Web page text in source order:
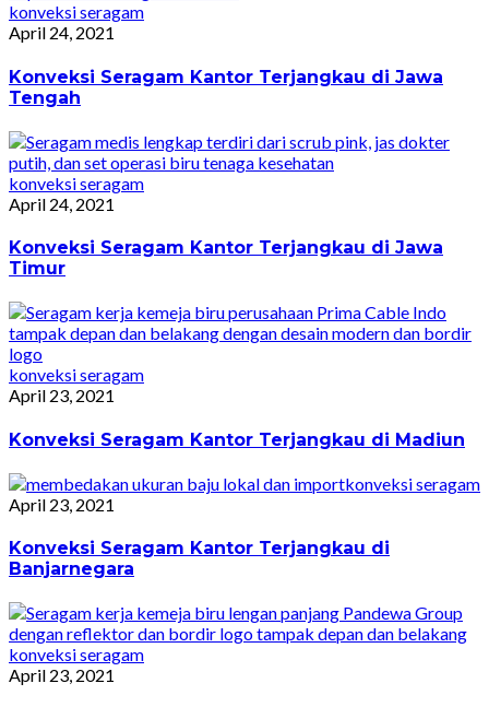
konveksi seragam
April 24, 2021
Konveksi Seragam Kantor Terjangkau di Jawa
Tengah
konveksi seragam
April 24, 2021
Konveksi Seragam Kantor Terjangkau di Jawa
Timur
konveksi seragam
April 23, 2021
Konveksi Seragam Kantor Terjangkau di Madiun
konveksi seragam
April 23, 2021
Konveksi Seragam Kantor Terjangkau di
Banjarnegara
konveksi seragam
April 23, 2021